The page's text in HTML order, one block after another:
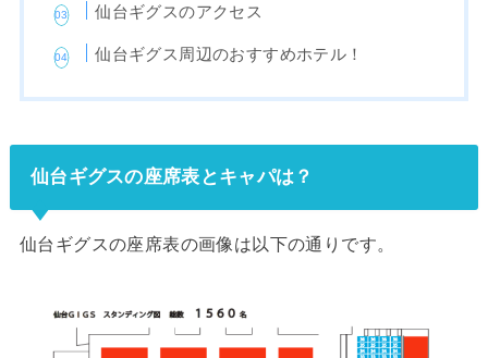
仙台ギグスのアクセス
仙台ギグス周辺のおすすめホテル！
仙台ギグスの座席表とキャパは？
仙台ギグスの座席表の画像は以下の通りです。